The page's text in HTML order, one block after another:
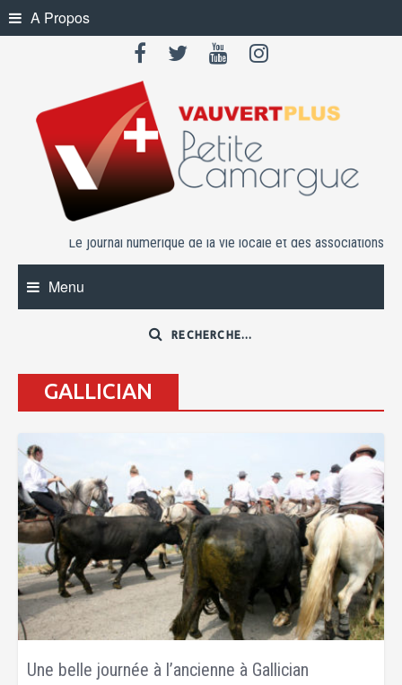
Skip
to
A Propos
Le journal numérique de la vie locale et des associations
Menu
GALLICIAN
Une belle journée à l’ancienne à Gallician